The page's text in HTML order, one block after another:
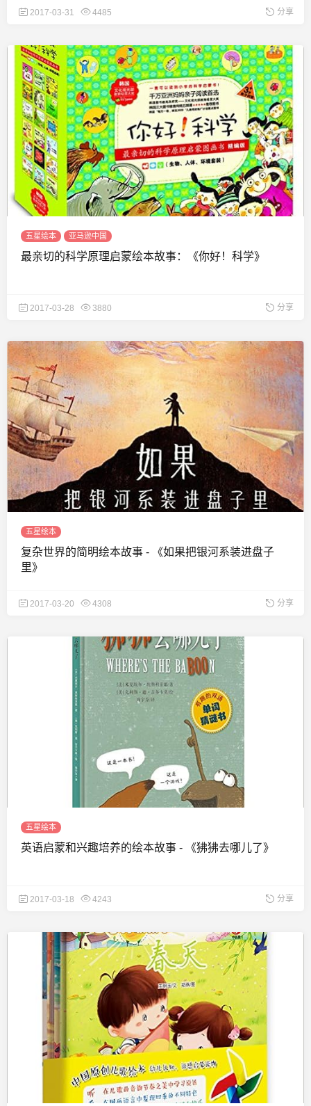
2017-03-31 4485 分享
五星绘本 亚马逊中国
最亲切的科学原理启蒙绘本故事：《你好！科学》
2017-03-28 3880 分享
五星绘本
复杂世界的简明绘本故事 - 《如果把银河系装进盘子
里》
2017-03-20 4308 分享
五星绘本
英语启蒙和兴趣培养的绘本故事 - 《狒狒去哪儿了》
2017-03-18 4243 分享